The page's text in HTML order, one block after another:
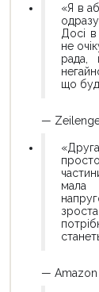
«Я в
Досі
не
рада,
що
—
мала
— Amazon